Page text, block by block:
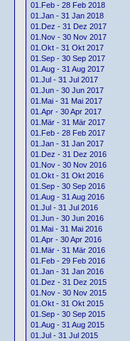
01.Feb - 28 Feb 2018
01.Jan - 31 Jan 2018
01.Dez - 31 Dez 2017
01.Nov - 30 Nov 2017
01.Okt - 31 Okt 2017
01.Sep - 30 Sep 2017
01.Aug - 31 Aug 2017
01.Jul - 31 Jul 2017
01.Jun - 30 Jun 2017
01.Mai - 31 Mai 2017
01.Apr - 30 Apr 2017
01.Mär - 31 Mär 2017
01.Feb - 28 Feb 2017
01.Jan - 31 Jan 2017
01.Dez - 31 Dez 2016
01.Nov - 30 Nov 2016
01.Okt - 31 Okt 2016
01.Sep - 30 Sep 2016
01.Aug - 31 Aug 2016
01.Jul - 31 Jul 2016
01.Jun - 30 Jun 2016
01.Mai - 31 Mai 2016
01.Apr - 30 Apr 2016
01.Mär - 31 Mär 2016
01.Feb - 29 Feb 2016
01.Jan - 31 Jan 2016
01.Dez - 31 Dez 2015
01.Nov - 30 Nov 2015
01.Okt - 31 Okt 2015
01.Sep - 30 Sep 2015
01.Aug - 31 Aug 2015
01.Jul - 31 Jul 2015